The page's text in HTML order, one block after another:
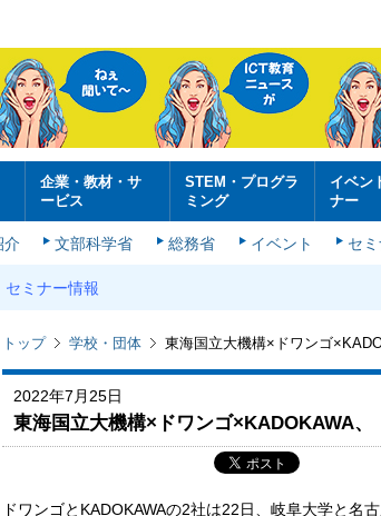
企業・教材・サ
ービス
STEM・プログラ
ミング
イベン
ナー
介 文部科学省 総務省 イベント セ
セミナー情報
トップ 学校・団体 東海国立大機構×ドワンゴ
2022年7月25日
東海国立大機構×ドワンゴ×KADOKAWA
ドワンゴとKADOKAWAの2社は22日、岐阜大学と名